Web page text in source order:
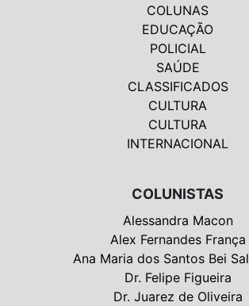
COLUNAS
EDUCAÇÃO
POLICIAL
SAÚDE
CLASSIFICADOS
CULTURA
CULTURA
INTERNACIONAL
COLUNISTAS
Alessandra Macon
Alex Fernandes França
Ana Maria dos Santos Bei
Dr. Felipe Figueira
Dr. Juarez de Oliveira